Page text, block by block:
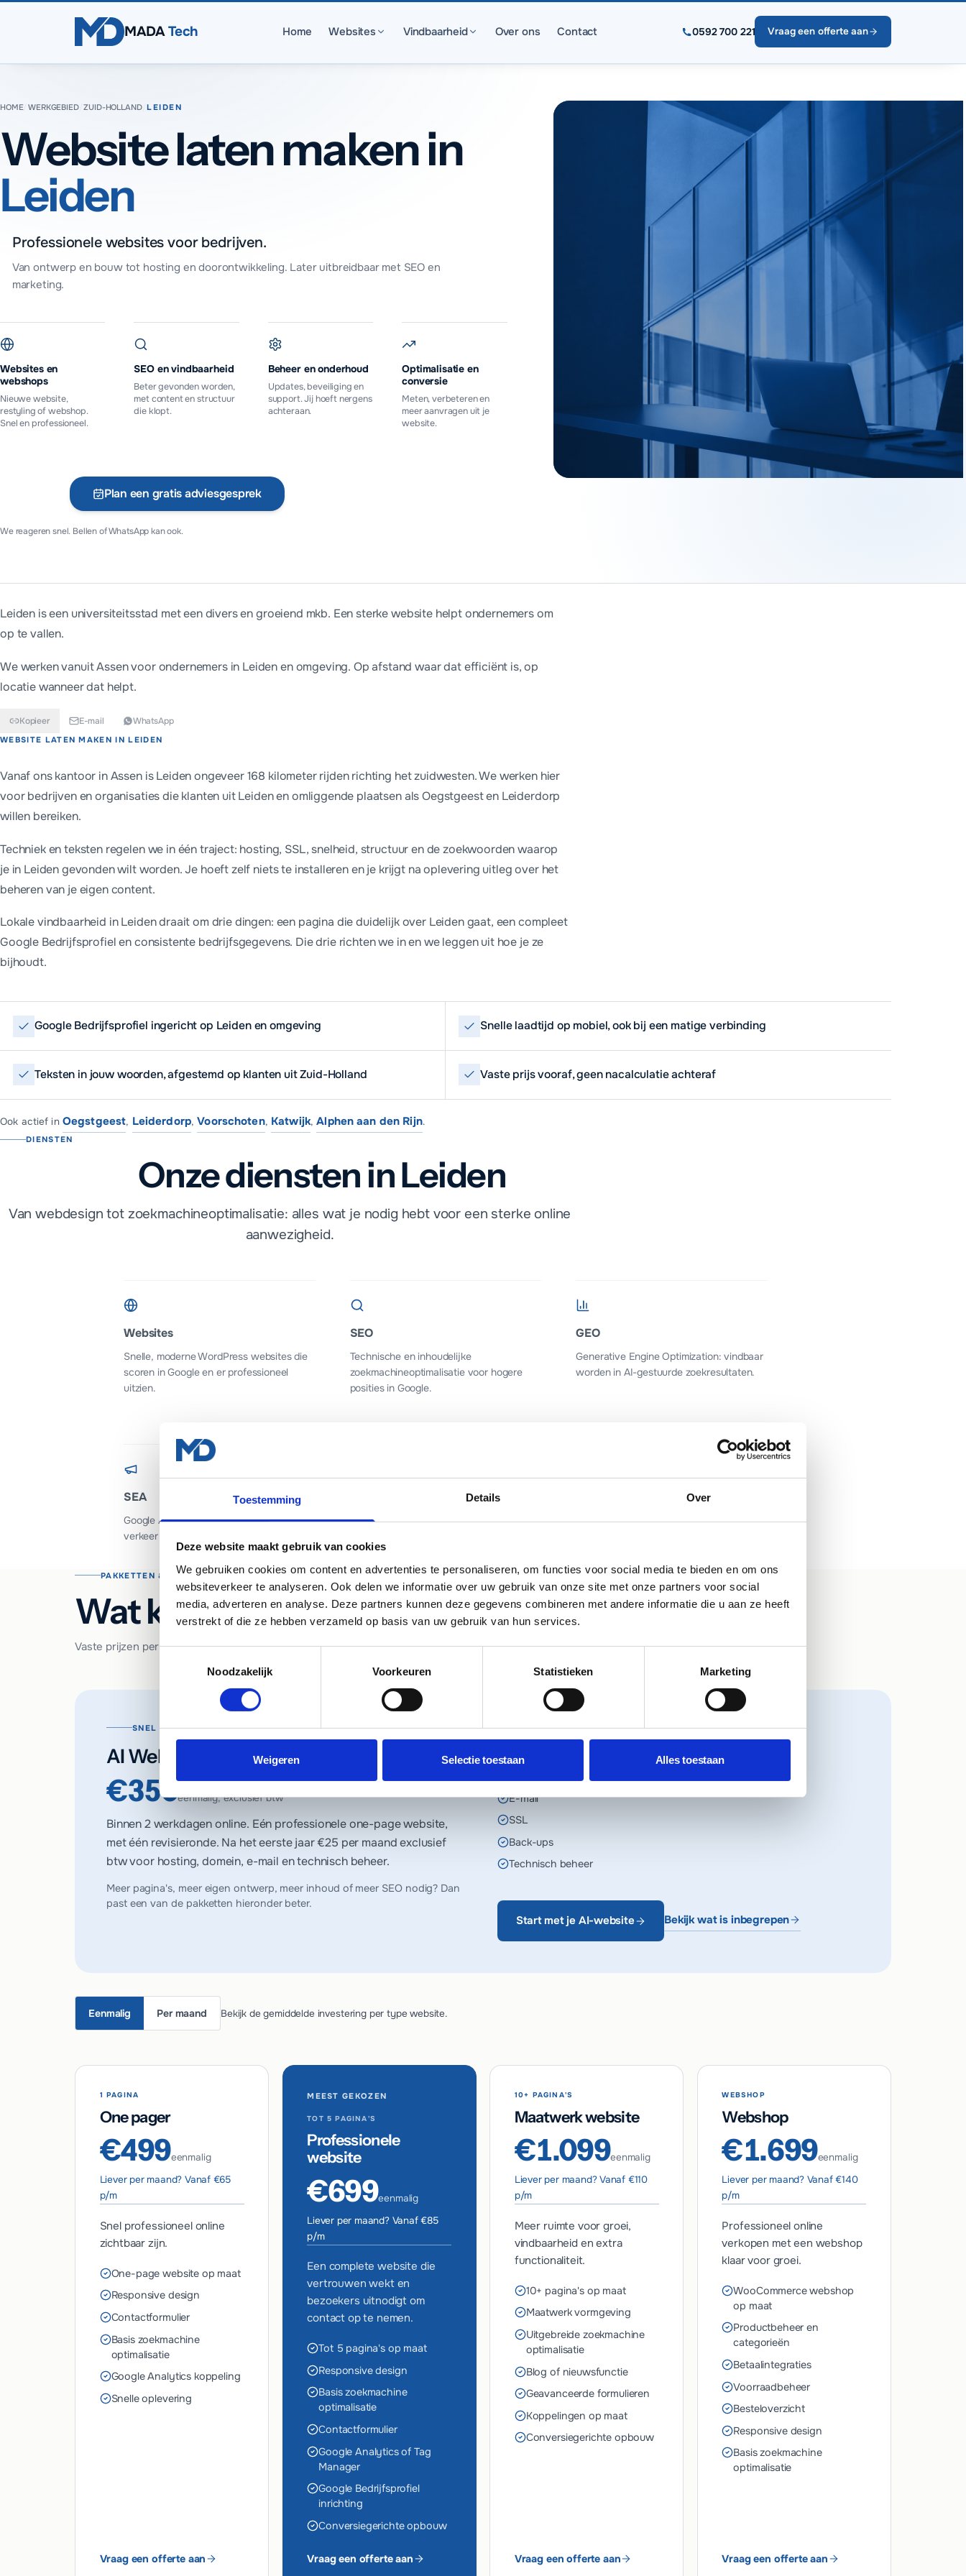
Toestemming Details Over
Deze website maakt gebruik van cookies
We gebruiken cookies om content en advertenties te personaliseren, om functies voor social media te bieden en om ons
websiteverkeer te analyseren. Ook delen we informatie over uw gebruik van onze site met onze partners voor social
media, adverteren en analyse. Deze partners kunnen deze gegevens combineren met andere informatie die u aan ze heeft
verstrekt of die ze hebben verzameld op basis van uw gebruik van hun services.
Noodzakelijk
Voorkeuren Statistieken Marketing
Weigeren Selectie toestaan Alles toestaan
MADATech Home Websites Vindbaarheid Over ons Contact 0592 700 221 Vraag een offerte aan
HOME/WERKGEBIED/ZUID-HOLLAND/LEIDEN
Website laten maken in
Leiden
Professionele websites voor bedrijven.
Van ontwerp en bouw tot hosting en doorontwikkeling. Later uitbreidbaar met SEO en
marketing.
Websites en
webshops
Nieuwe website,
restyling of webshop.
Snel en professioneel.
SEO en vindbaarheid
Beter gevonden worden,
met content en structuur
die klopt.
Beheer en onderhoud
Updates, beveiliging en
support. Jij hoeft nergens
achteraan.
Optimalisatie en
conversie
Meten, verbeteren en
meer aanvragen uit je
website.
Plan een gratis adviesgesprek
We reageren snel. Bellen of WhatsApp kan ook.
Leiden is een universiteitsstad met een divers en groeiend mkb. Een sterke website helpt ondernemers om
op te vallen.
We werken vanuit Assen voor ondernemers in Leidenen omgeving. Op afstand waar dat efficiënt is, op
locatie wanneer dat helpt.
Kopieer E-mail WhatsApp
Kort antwoord
WEBSITE LATEN MAKEN INLEIDEN
Vanaf ons kantoor in Assen is Leiden ongeveer 168 kilometer rijden richting het zuidwesten. We werken hier
voor bedrijven en organisaties die klanten uit Leiden en omliggende plaatsen als Oegstgeest en Leiderdorp
willen bereiken.
Techniek en teksten regelen we in één traject: hosting, SSL, snelheid, structuur en de zoekwoorden waarop
je in Leiden gevonden wilt worden. Je hoeft zelf niets te installeren en je krijgt na oplevering uitleg over het
beheren van je eigen content.
Lokale vindbaarheid in Leiden draait om drie dingen: een pagina die duidelijk over Leiden gaat, een compleet
Google Bedrijfsprofiel en consistente bedrijfsgegevens. Die drie richten we in en we leggen uit hoe je ze
bijhoudt.
Google Bedrijfsprofiel ingericht op Leiden en omgeving Snelle laadtijd op mobiel, ook bij een matige verbinding
Teksten in jouw woorden, afgestemd op klanten uit Zuid-Holland Vaste prijs vooraf, geen nacalculatie achteraf
Ook actief in Oegstgeest, Leiderdorp,Voorschoten, Katwijk,Alphen aan den Rijn.
DIENSTEN
Onze diensten in Leiden
Van webdesign tot zoekmachineoptimalisatie: alles wat je nodig hebt voor een sterke online
aanwezigheid.
Websites
Snelle, moderne WordPress websites die
scoren in Google en er professioneel
uitzien.
SEO
Technische en inhoudelijke
zoekmachineoptimalisatie voor hogere
posities in Google.
GEO
Generative Engine Optimization: vindbaar
worden in AI-gestuurde zoekresultaten.
SEA
Google Ads campagnes die gericht
verkeer naar je website sturen.
Een sterke visuele identiteit die past bij
WordPress hosting zonder zorgen: snel,
PAKKETTEN & INVESTERING
Wat kost een website in Leiden?
Vaste prijzen per pakket, vooraf gecommuniceerd. Je ontvangt altijd eerst een offerte.
SNEL EN BETAALBAAR ONLINE
AI Website Start
€350eenmalig, exclusief btw
Binnen 2 werkdagen online. Eén professionele one-page website,
met één revisieronde. Na het eerste jaar€25 per maandexclusief
btw voor hosting, domein, e-mail en technisch beheer.
Meer pagina's, meer eigen ontwerp, meer inhoud of meer SEO nodig? Dan
past een van de pakketten hieronder beter.
EERSTE JAAR INBEGREPEN
E-mail
SSL
Back-ups
Technisch beheer
Start met je AI-website Bekijk wat is inbegrepen
Eenmalig Per maand Bekijk de gemiddelde investering per type website.
1 PAGINA
One pager
€499eenmalig
Liever per maand? Vanaf €65
p/m
Snel professioneel online
zichtbaar zijn.
One-page website op maat
Responsive design
Contactformulier
Basis zoekmachine
optimalisatie
Google Analytics koppeling
Snelle oplevering
Vraag een offerte aan
MEEST GEKOZEN
TOT 5 PAGINA'S
Professionele
website
€699eenmalig
Liever per maand? Vanaf €85
p/m
Een complete website die
vertrouwen wekt en
bezoekers uitnodigt om
contact op te nemen.
Tot 5 pagina's op maat
Responsive design
Basis zoekmachine
optimalisatie
Contactformulier
Google Analytics of Tag
Manager
Google Bedrijfsprofiel
inrichting
Conversiegerichte opbouw
Vraag een offerte aan
10+ PAGINA'S
Maatwerk website
€1.099eenmalig
Liever per maand? Vanaf €110
p/m
Meer ruimte voor groei,
vindbaarheid en extra
functionaliteit.
10+ pagina's op maat
Maatwerk vormgeving
Uitgebreide zoekmachine
optimalisatie
Blog of nieuwsfunctie
Geavanceerde formulieren
Koppelingen op maat
Conversiegerichte opbouw
Vraag een offerte aan
WEBSHOP
Webshop
€1.699eenmalig
Liever per maand? Vanaf €140
p/m
Professioneel online
verkopen met een webshop
klaar voor groei.
WooCommerce webshop
op maat
Productbeheer en
categorieën
Betaalintegraties
Voorraadbeheer
Besteloverzicht
Responsive design
Basis zoekmachine
optimalisatie
Vraag een offerte aan